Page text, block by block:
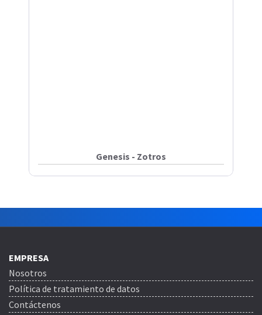
Genesis - Zotros
EMPRESA
Nosotros
Política de tratamiento de datos
Contáctenos